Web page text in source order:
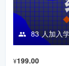
83 人加入
¥199.00